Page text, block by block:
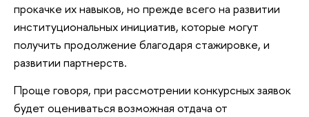
прокачке их навыков, но прежде всего на развитии
институциональных инициатив, которые могут
получить продолжение благодаря стажировке, и
развитии партнерств.
Проще говоря, при рассмотрении конкурсных заявок
будет оцениваться возможная отдача от